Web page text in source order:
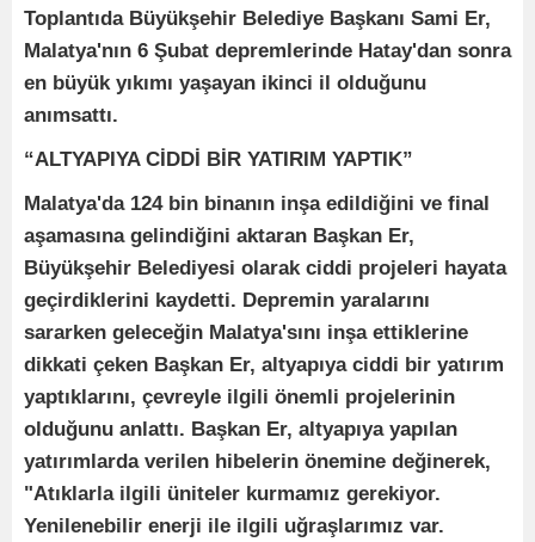
Toplantıda Büyükşehir Belediye Başkanı Sami Er,
Malatya'nın 6 Şubat depremlerinde Hatay'dan sonra
en büyük yıkımı yaşayan ikinci il olduğunu
anımsattı.
“ALTYAPIYA CİDDİ BİR YATIRIM YAPTIK”
Malatya'da 124 bin binanın inşa edildiğini ve final
aşamasına gelindiğini aktaran Başkan Er,
Büyükşehir Belediyesi olarak ciddi projeleri hayata
geçirdiklerini kaydetti. Depremin yaralarını
sararken geleceğin Malatya'sını inşa ettiklerine
dikkati çeken Başkan Er, altyapıya ciddi bir yatırım
yaptıklarını, çevreyle ilgili önemli projelerinin
olduğunu anlattı. Başkan Er, altyapıya yapılan
yatırımlarda verilen hibelerin önemine değinerek,
"Atıklarla ilgili üniteler kurmamız gerekiyor.
Yenilenebilir enerji ile ilgili uğraşlarımız var.